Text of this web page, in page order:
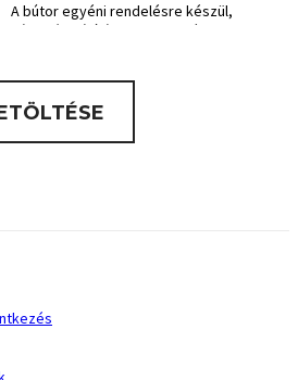
A bútor egyéni rendelésre készül,
várható szállítási ideje 6-8 hét.